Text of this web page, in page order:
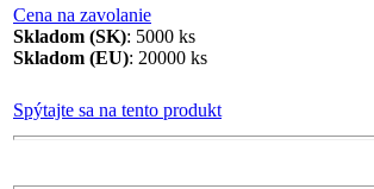
Cena na zavolanie
Skladom (SK): 5000 ks
Skladom (EU): 20000 ks
Spýtajte sa na tento produkt